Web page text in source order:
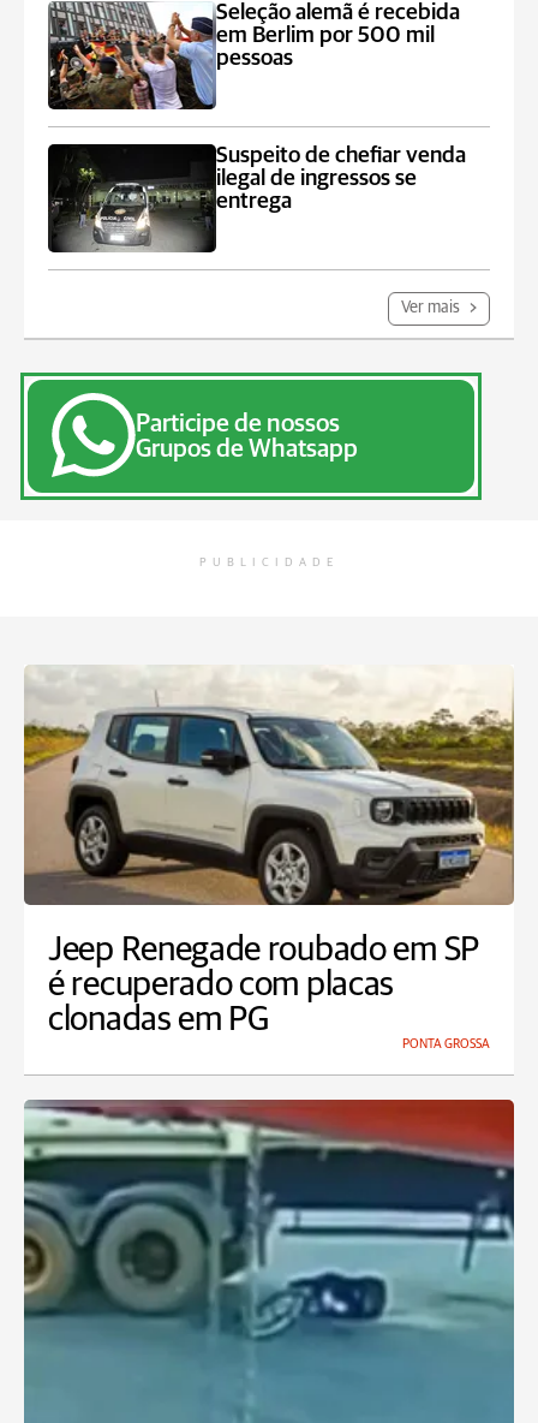
Seleção alemã é recebida
em Berlim por 500 mil
pessoas
Suspeito de chefiar venda
ilegal de ingressos se
entrega
Ver mais
Participe de nossos
Grupos de Whatsapp
PUBLICIDADE
Jeep Renegade roubado em SP
é recuperado com placas
clonadas em PG
PONTA GROSSA